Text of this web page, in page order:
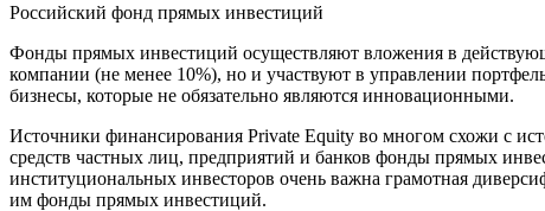
Российский фонд прямых инвестиций
Фонды прямых инвестиций осуществляют вложения в
компании (не менее 10%), но и участвуют в управлении
бизнесы, которые не обязательно являются инновационными.
Источники финансирования Private Equity во многом схожи с
средств частных лиц, предприятий и банков фонды прямых
институциональных инвесторов очень важна грамотная
им фонды прямых инвестиций.